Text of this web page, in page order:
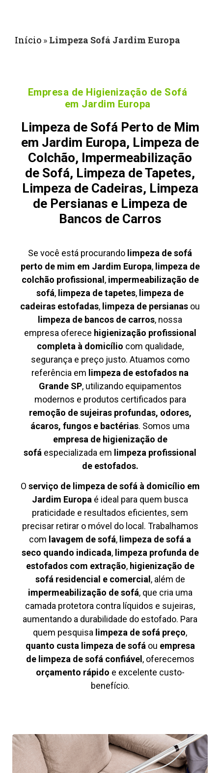
Início » Limpeza Sofá Jardim Europa
Empresa de Higienização de Sofá
em Jardim Europa
Limpeza de Sofá Perto de Mim
em Jardim Europa, Limpeza de
Colchão, Impermeabilização
de Sofá, Limpeza de Tapetes,
Limpeza de Cadeiras, Limpeza
de Persianas e Limpeza de
Bancos de Carros
Se você está procurando limpeza de sofá
perto de mim em Jardim Europa, limpeza de
colchão profissional , impermeabilização de
sofá, limpeza de tapetes, limpeza de
cadeiras estofadas, limpeza de persianas ou
limpeza de bancos de carros, nossa
empresa oferece higienização profissional
completa à domicílio com qualidade,
segurança e preço justo. Atuamos como
referência em limpeza de estofados na
Grande SP, utilizando equipamentos
modernos e produtos certificados para
remoção de sujeiras profundas, odores,
ácaros, fungos e bactérias. Somos uma
empresa de higienização de
sofá especializada em limpeza profissional
de estofados.
O serviço de limpeza de sofá à domicílio em
Jardim Europa é ideal para quem busca
praticidade e resultados eficientes, sem
precisar retirar o móvel do local. Trabalhamos
com lavagem de sofá, limpeza de sofá a
seco quando indicada, limpeza profunda de
estofados com extração, higienização de
sofá residencial e comercial , além de
impermeabilização de sofá, que cria uma
camada protetora contra líquidos e sujeiras,
aumentando a durabilidade do estofado. Para
quem pesquisa limpeza de sofá preço,
quanto custa limpeza de sofáou empresa
de limpeza de sofá confiável , oferecemos
orçamento rápido e excelente custo-
benefício.